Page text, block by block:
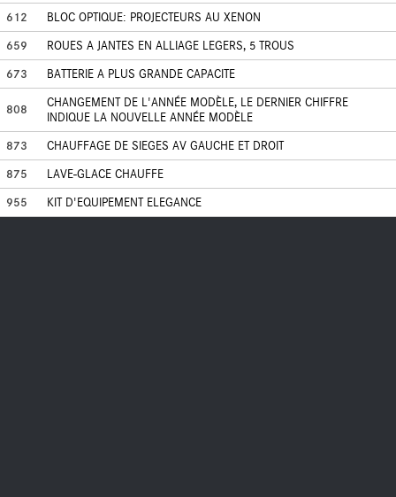
612
BLOC OPTIQUE: PROJECTEURS AU XENON
659
ROUES A JANTES EN ALLIAGE LEGERS, 5 TROUS
673
BATTERIE A PLUS GRANDE CAPACITE
808
CHANGEMENT DE L'ANNÉE MODÈLE, LE DERNIER CHIFFRE
INDIQUE LA NOUVELLE ANNÉE MODÈLE
873
CHAUFFAGE DE SIEGES AV GAUCHE ET DROIT
875
LAVE-GLACE CHAUFFE
955
KIT D'EQUIPEMENT ELEGANCE